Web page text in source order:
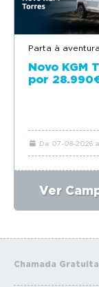
Parta à aventura
Novo KGM
por
De 07-08-2026
Ver
Chamada Gratuita